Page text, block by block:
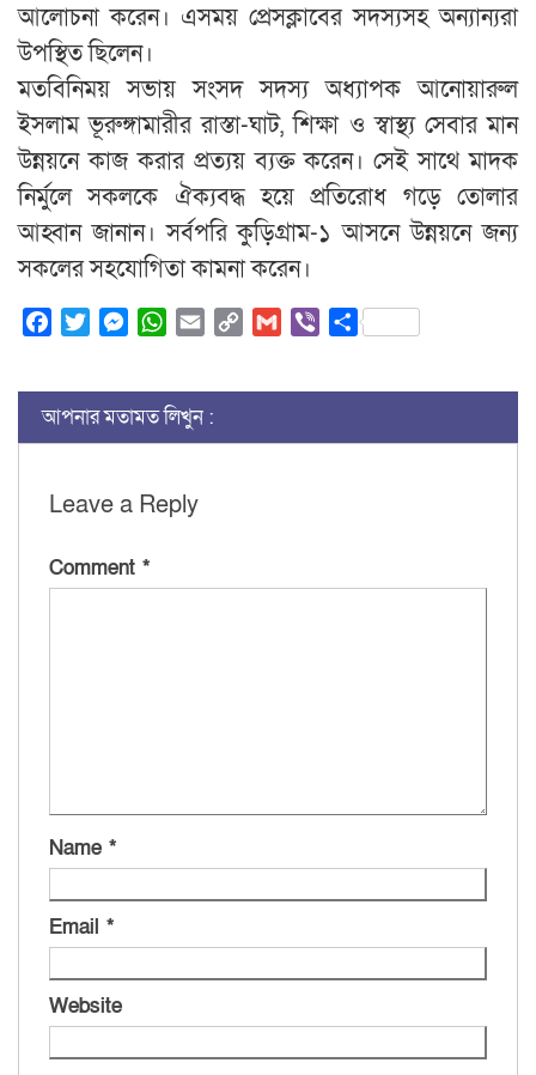
আলোচনা করেন। এসময় প্রেসক্লাবের সদস‍্যসহ অন‍্যান‍্যরা
উপস্থিত ছিলেন।
মতবিনিময় সভায় সংসদ সদস্য অধ্যাপক আনোয়ারুল
ইসলাম ভূরুঙ্গামারীর রাস্তা-ঘাট, শিক্ষা ও স্বাস্থ্য সেবার মান
উন্নয়নে কাজ করার প্রত্যয় ব্যক্ত করেন। সেই সাথে মাদক
নির্মুলে সকলকে ঐক্যবদ্ধ হয়ে প্রতিরোধ গড়ে তোলার
আহ্বান জানান। সর্বপরি কুড়িগ্রাম-১ আসনে উন্নয়নে জন্য
সকলের সহযোগিতা কামনা করেন।
FacebookTwitterMessenger
WhatsApp
Email Copy
Gmail ViberShare
আপনার মতামত লিখুন :
Leave a Reply
Comment *
Name *
Email *
Website